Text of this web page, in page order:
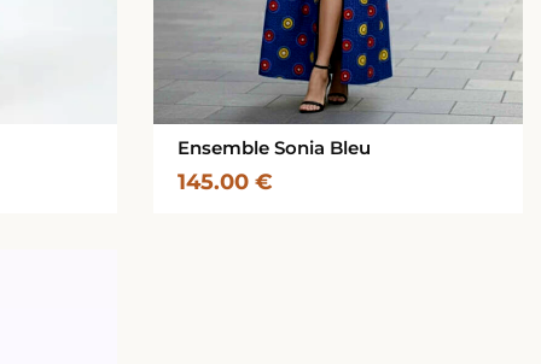
Ensemble Sonia Bleu
145.00 €